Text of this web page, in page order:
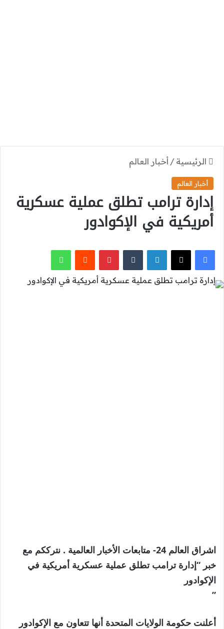
الرئيسية / أخبار العالم
أخبار العالم
إدارة ترامب تطلق عملية عسكرية
أمريكية في الإكوادور
فيسبوك
‫X لينكدإن بينتيريست واتساب
اشراق العالم 24- متابعات الأخبار العالمية . نترككم مع
خبر “إدارة ترامب تطلق عملية عسكرية أمريكية في
الإكوادور
”
أعلنت حكومة الولايات المتحدة أنها تتعاون مع الإكوادور